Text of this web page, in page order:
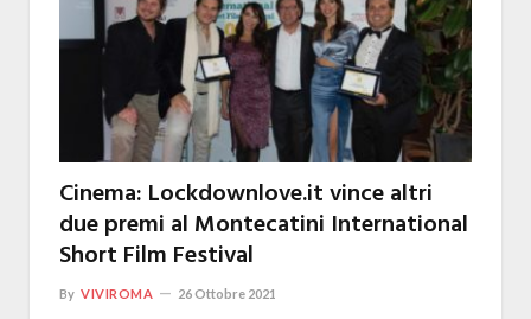
Cinema: Lockdownlove.it vince altri
due premi al Montecatini International
Short Film Festival
By VIVIROMA 26 Ottobre 2021